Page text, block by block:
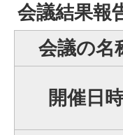
会議結果報
会議の名
開催日時